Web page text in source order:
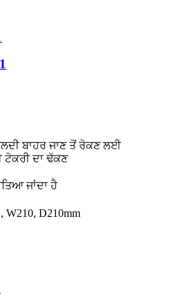
ਬਾਹਰ ਜਾਣ ਤੋਂ ਰੋਕਣ ਲਈ
ਦਾ ਢੱਕਣ
ਜਾਂਦਾ ਹੈ
W210, D210mm